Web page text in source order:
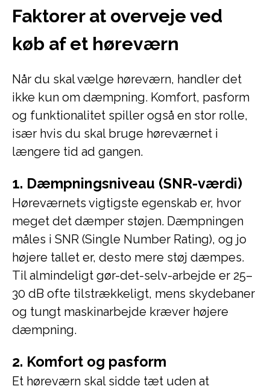
Faktorer at overveje ved
køb af et høreværn
Når du skal vælge høreværn, handler det
ikke kun om dæmpning. Komfort, pasform
og funktionalitet spiller også en stor rolle,
især hvis du skal bruge høreværnet i
længere tid ad gangen.
1. Dæmpningsniveau (SNR-værdi)
Høreværnets vigtigste egenskab er, hvor
meget det dæmper støjen. Dæmpningen
måles i SNR (Single Number Rating), og jo
højere tallet er, desto mere støj dæmpes.
Til almindeligt gør-det-selv-arbejde er 25–
30 dB ofte tilstrækkeligt, mens skydebaner
og tungt maskinarbejde kræver højere
dæmpning.
2. Komfort og pasform
Et høreværn skal sidde tæt uden at